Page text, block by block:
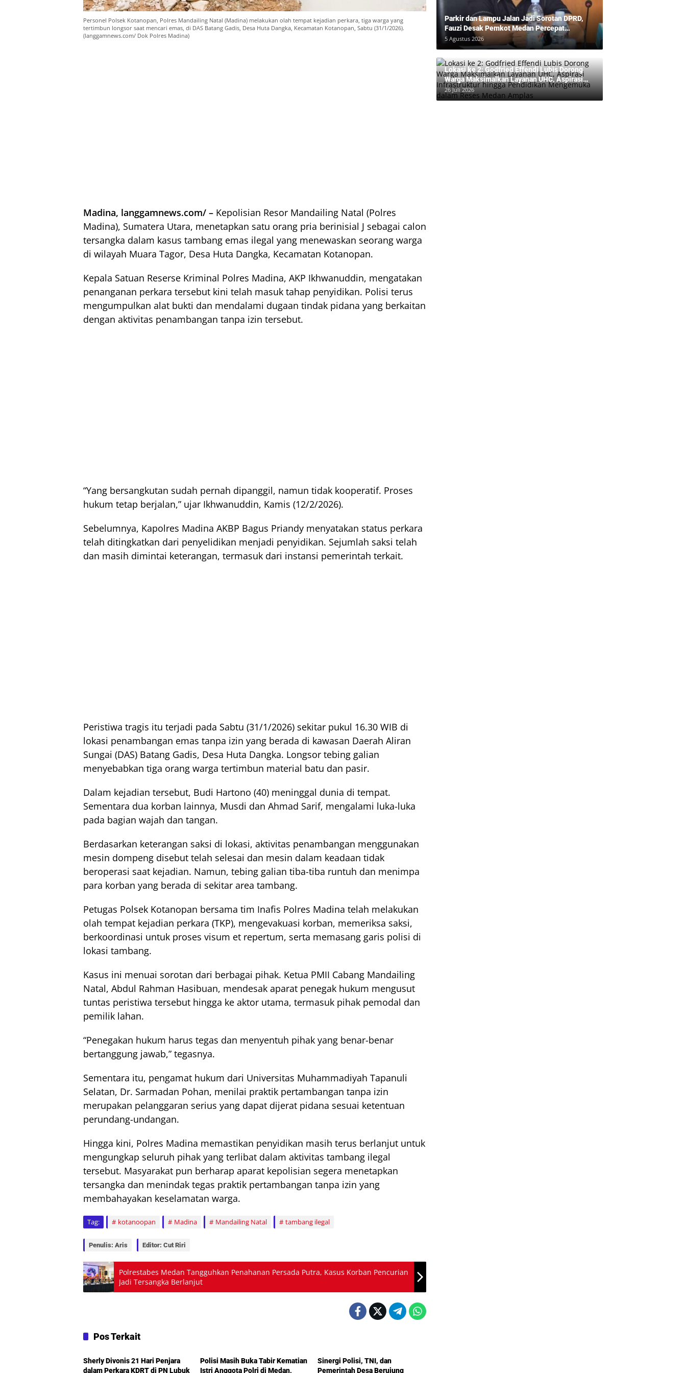
Personel Polsek Kotanopan, Polres Mandailing Natal (Madina) melakukan olah tempat kejadian perkara, tiga warga yang
tertimbun longsor saat mencari emas, di DAS Batang Gadis, Desa Huta Dangka, Kecamatan Kotanopan, Sabtu (31/1/2026).
(langgamnews.com/ Dok Polres Madina)
Madina, langgamnews.com/ – Kepolisian Resor Mandailing Natal (Polres
Madina), Sumatera Utara, menetapkan satu orang pria berinisial J sebagai calon
tersangka dalam kasus tambang emas ilegal yang menewaskan seorang warga
di wilayah Muara Tagor, Desa Huta Dangka, Kecamatan Kotanopan.
Kepala Satuan Reserse Kriminal Polres Madina, AKP Ikhwanuddin, mengatakan
penanganan perkara tersebut kini telah masuk tahap penyidikan. Polisi terus
mengumpulkan alat bukti dan mendalami dugaan tindak pidana yang berkaitan
dengan aktivitas penambangan tanpa izin tersebut.
“Yang bersangkutan sudah pernah dipanggil, namun tidak kooperatif. Proses
hukum tetap berjalan,” ujar Ikhwanuddin, Kamis (12/2/2026).
Sebelumnya, Kapolres Madina AKBP Bagus Priandy menyatakan status perkara
telah ditingkatkan dari penyelidikan menjadi penyidikan. Sejumlah saksi telah
dan masih dimintai keterangan, termasuk dari instansi pemerintah terkait.
Peristiwa tragis itu terjadi pada Sabtu (31/1/2026) sekitar pukul 16.30 WIB di
lokasi penambangan emas tanpa izin yang berada di kawasan Daerah Aliran
Sungai (DAS) Batang Gadis, Desa Huta Dangka. Longsor tebing galian
menyebabkan tiga orang warga tertimbun material batu dan pasir.
Dalam kejadian tersebut, Budi Hartono (40) meninggal dunia di tempat.
Sementara dua korban lainnya, Musdi dan Ahmad Sarif, mengalami luka-luka
pada bagian wajah dan tangan.
Berdasarkan keterangan saksi di lokasi, aktivitas penambangan menggunakan
mesin dompeng disebut telah selesai dan mesin dalam keadaan tidak
beroperasi saat kejadian. Namun, tebing galian tiba-tiba runtuh dan menimpa
para korban yang berada di sekitar area tambang.
Petugas Polsek Kotanopan bersama tim Inafis Polres Madina telah melakukan
olah tempat kejadian perkara (TKP), mengevakuasi korban, memeriksa saksi,
berkoordinasi untuk proses visum et repertum, serta memasang garis polisi di
lokasi tambang.
Kasus ini menuai sorotan dari berbagai pihak. Ketua PMII Cabang Mandailing
Natal, Abdul Rahman Hasibuan, mendesak aparat penegak hukum mengusut
tuntas peristiwa tersebut hingga ke aktor utama, termasuk pihak pemodal dan
pemilik lahan.
“Penegakan hukum harus tegas dan menyentuh pihak yang benar-benar
bertanggung jawab,” tegasnya.
Sementara itu, pengamat hukum dari Universitas Muhammadiyah Tapanuli
Selatan, Dr. Sarmadan Pohan, menilai praktik pertambangan tanpa izin
merupakan pelanggaran serius yang dapat dijerat pidana sesuai ketentuan
perundang-undangan.
Hingga kini, Polres Madina memastikan penyidikan masih terus berlanjut untuk
mengungkap seluruh pihak yang terlibat dalam aktivitas tambang ilegal
tersebut. Masyarakat pun berharap aparat kepolisian segera menetapkan
tersangka dan menindak tegas praktik pertambangan tanpa izin yang
membahayakan keselamatan warga.
Tag: kotanoopan Madina Mandailing Natal tambang ilegal
Penulis: Aris Editor: Cut Riri
Polrestabes Medan Tangguhkan Penahanan Persada Putra, Kasus Korban Pencurian
Jadi Tersangka Berlanjut
Pos Terkait
Hukum
Sherly Divonis 21 Hari Penjara
dalam Perkara KDRT di PN Lubuk
Polisi Masih Buka Tabir Kematian
Istri Anggota Polri di Medan,
Sinergi Polisi, TNI, dan
Pemerintah Desa Berujung
Parkir dan Lampu Jalan Jadi Sorotan DPRD,
Fauzi Desak Pemkot Medan Percepat
Pembenahan
5 Agustus 2026
Lokasi ke 2: Godfried Effendi Lubis Dorong
Warga Maksimalkan Layanan UHC, Aspirasi
Infrastruktur hingga Pendidikan Mengemuka
dalam Reses Medan Amplas
26 Juli 2026